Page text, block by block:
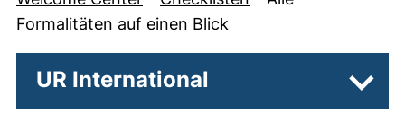
Formalitäten auf einen Blick
UR International